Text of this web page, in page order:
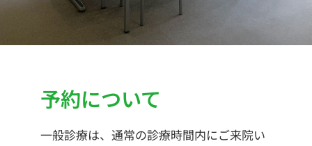
予約について
一般診療は、通常の診療時間内にご来院い